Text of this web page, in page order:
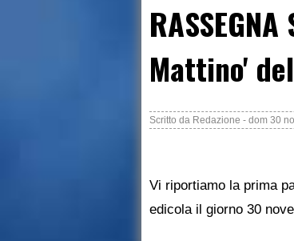
Mattino'
Scritto da Redazione - dom 30
Vi riportiamo la prima
edicola il giorno 30